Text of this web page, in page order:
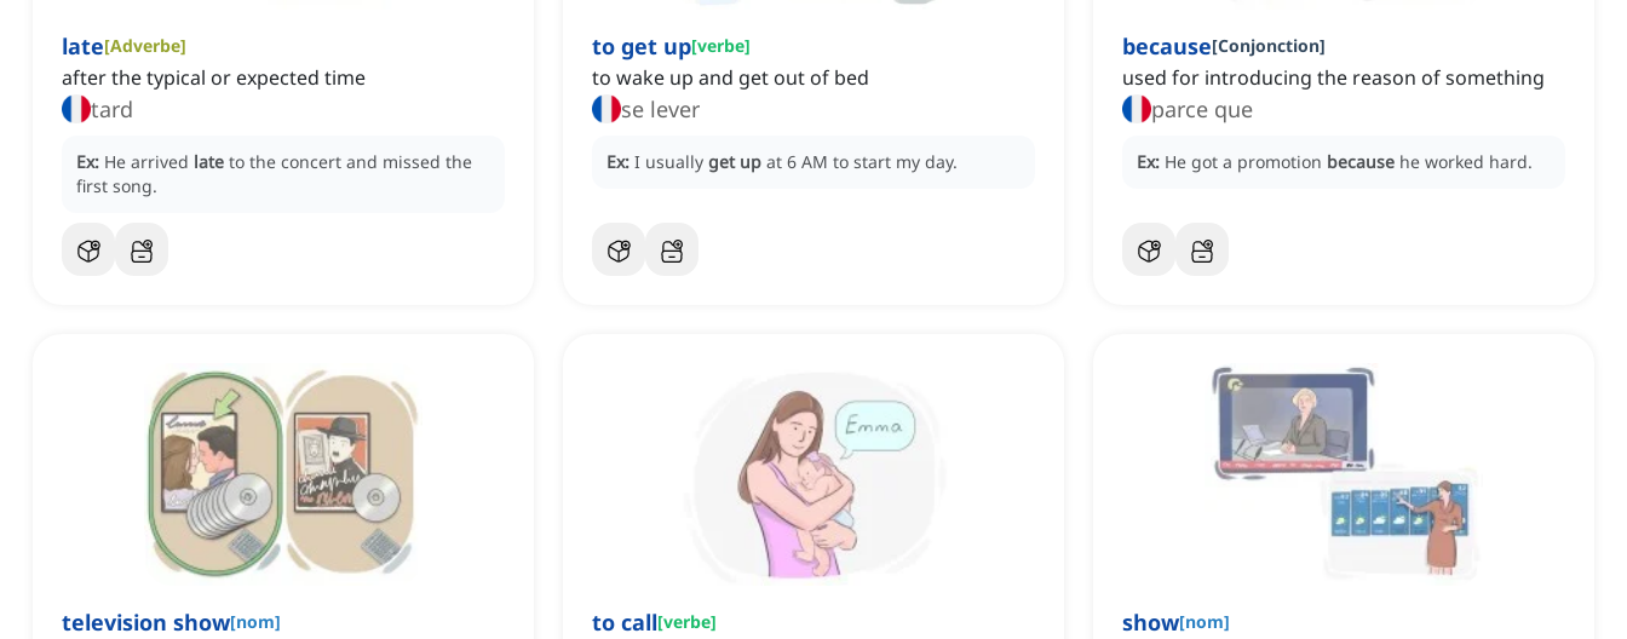
late[Adverbe]
after the typical or expected time
tard
Ex: He arrived late to the concert and missed the
first song.
to get up[verbe]
to wake up and get out of bed
se lever
Ex: I usually get up at 6 AM to start my day.
because[Conjonction]
used for introducing the reason of something
parce que
Ex: He got a promotion because he worked hard.
television show[nom] to call[verbe] show[nom]